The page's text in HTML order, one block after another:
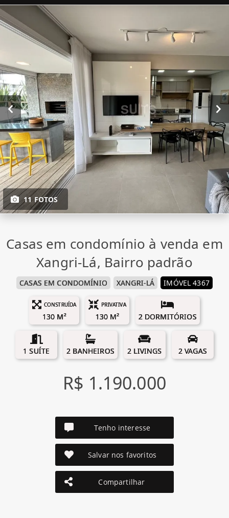
11 FOTOS
Casas em condomínio à venda em
Xangri-Lá, Bairro padrão
CASAS EM CONDOMÍNIO XANGRI-LÁ IMÓVEL 4367
CONSTRUÍDA
130 M²
PRIVATIVA
130 M² 2 DORMITÓRIOS
1 SUÍTE 2 BANHEIROS 2 LIVINGS 2 VAGAS
R$ 1.190.000
Tenho interesse
Salvar nos favoritos
Compartilhar